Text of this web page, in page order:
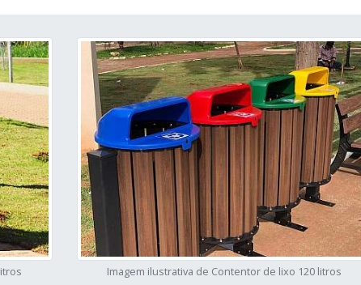
Imagem ilustrativa de Contentor de lixo 120 litros